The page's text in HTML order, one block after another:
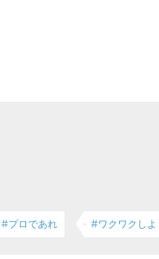
#プロであれ #ワクワクしよ